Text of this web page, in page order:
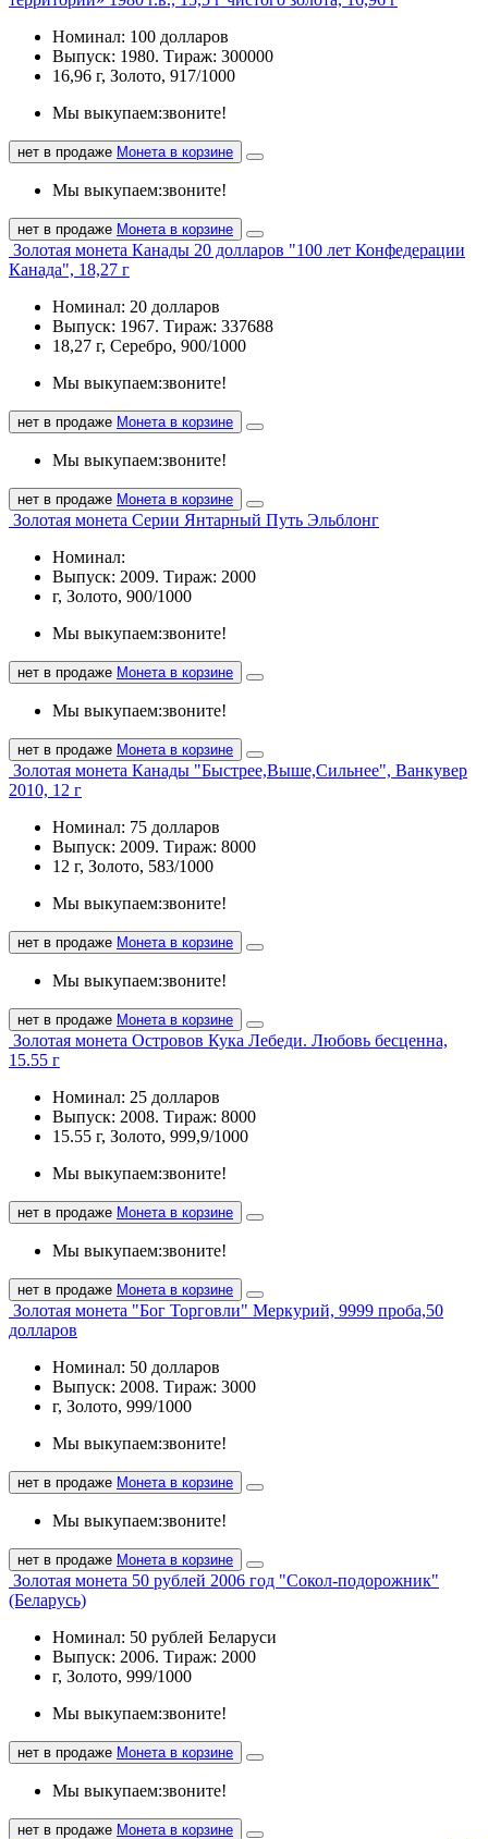
Номинал: 100 долларов
Выпуск: 1980. Тираж: 300000
16,96 г, Золото, 917/1000
Мы выкупаем:звоните!
нет в продаже Монета в корзине
Мы выкупаем:звоните!
нет в продаже Монета в корзине
Золотая монета Канады 20 долларов "100 лет Конфедерации
Канада", 18,27 г
Номинал: 20 долларов
Выпуск: 1967. Тираж: 337688
18,27 г, Серебро, 900/1000
Мы выкупаем:звоните!
нет в продаже Монета в корзине
Мы выкупаем:звоните!
нет в продаже Монета в корзине
Золотая монета Серии Янтарный Путь Эльблонг
Номинал:
Выпуск: 2009. Тираж: 2000
г, Золото, 900/1000
Мы выкупаем:звоните!
нет в продаже Монета в корзине
Мы выкупаем:звоните!
нет в продаже Монета в корзине
Золотая монета Канады "Быстрее,Выше,Сильнее", Ванкувер
2010, 12 г
Номинал: 75 долларов
Выпуск: 2009. Тираж: 8000
12 г, Золото, 583/1000
Мы выкупаем:звоните!
нет в продаже Монета в корзине
Мы выкупаем:звоните!
нет в продаже Монета в корзине
Золотая монета Островов Кука Лебеди. Любовь бесценна,
15.55 г
Номинал: 25 долларов
Выпуск: 2008. Тираж: 8000
15.55 г, Золото, 999,9/1000
Мы выкупаем:звоните!
нет в продаже Монета в корзине
Мы выкупаем:звоните!
нет в продаже Монета в корзине
Золотая монета "Бог Торговли" Меркурий, 9999 проба,50
долларов
Номинал: 50 долларов
Выпуск: 2008. Тираж: 3000
г, Золото, 999/1000
Мы выкупаем:звоните!
нет в продаже Монета в корзине
Мы выкупаем:звоните!
нет в продаже Монета в корзине
Золотая монета 50 рублей 2006 год "Сокол-подорожник"
(Беларусь)
Номинал: 50 рублей Беларуси
Выпуск: 2006. Тираж: 2000
г, Золото, 999/1000
Мы выкупаем:звоните!
нет в продаже Монета в корзине
Мы выкупаем:звоните!
нет в продаже Монета в корзине